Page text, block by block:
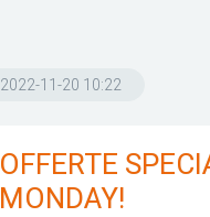
2022-11-20 10:22
OFFERTE
MONDAY!